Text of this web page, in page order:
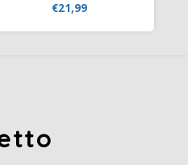
barista en koffiesommelier
Graziano Chessa en belooft
€21,99